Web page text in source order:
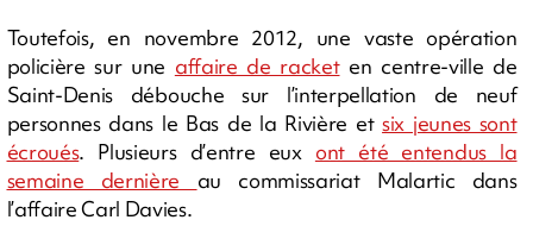
Toutefois, en novembre 2012, une vaste opération
policière sur une affaire de racketen centre-ville de
Saint-Denis débouche sur l’interpellation de neuf
personnes dans le Bas de la Rivière etsix jeunes sont
écroués. Plusieurs d’entre eux ont été entendus la
semaine dernière au commissariat Malartic dans
l’affaire Carl Davies.